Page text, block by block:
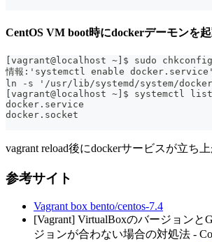
CentOS VM boot時にdockerデーモンを
[vagrant@localhost ~]$ sudo
情報:'systemctl enable docker.service'へ
ln -s '/usr/lib/systemd/system/
[vagrant@localhost ~]$ systemctl
docker.service
docker.socket
vagrant reload後にdockerサービスが立ち
参考サイト
Vagrant box bento/centos-7.4
[Vagrant] VirtualBoxのバージョンと
ジョンが合わない場合の対処法 -